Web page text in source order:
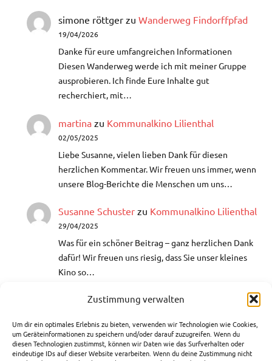
Zustimmung verwalten
Um dir ein optimales Erlebnis zu bieten, verwenden wir Technologien wie Cookies,
um Geräteinformationen zu speichern und/oder darauf zuzugreifen. Wenn du
diesen Technologien zustimmst, können wir Daten wie das Surfverhalten oder
eindeutige IDs auf dieser Website verarbeiten. Wenn du deine Zustimmung nicht
simone röttger zu Wanderweg Findorffpfad
19/04/2026
Danke für eure umfangreichen Informationen
Diesen Wanderweg werde ich mit meiner Gruppe
ausprobieren. Ich finde Eure Inhalte gut
recherchiert, mit…
martina zu Kommunalkino Lilienthal
02/05/2025
Liebe Susanne, vielen lieben Dank für diesen
herzlichen Kommentar. Wir freuen uns immer, wenn
unsere Blog-Berichte die Menschen um uns…
Susanne Schuster zu Kommunalkino Lilienthal
29/04/2025
Was für ein schöner Beitrag – ganz herzlichen Dank
dafür!​ Wir freuen uns riesig, dass Sie unser kleines
Kino so…
zuAquarellmalerei- Lust auf
10/03/2025
Hallo, ich war auch bei einer VHS-Bildungszeit bei